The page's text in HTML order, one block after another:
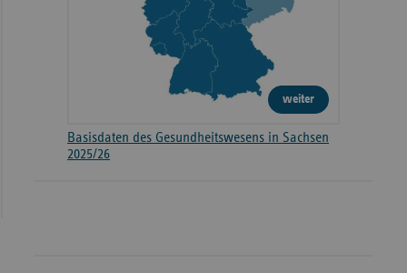
weiter
Basisdaten des Gesundheitswesens in Sachsen
2025/26